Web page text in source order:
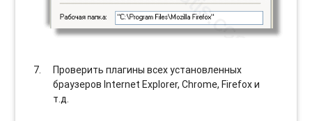
Проверить плагины всех установленных
браузеров Internet Explorer, Chrome, Firefox и
т.д.